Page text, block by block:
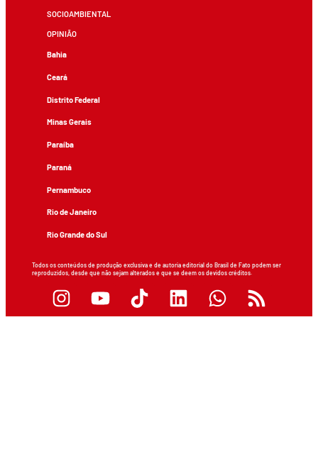
SOCIOAMBIENTAL
OPINIÃO
Bahia
Ceará
Distrito Federal
Minas Gerais
Paraíba
Paraná
Pernambuco
Rio de Janeiro
Rio Grande do Sul
Todos os conteúdos de produção exclusiva e de autoria editorial do Brasil de Fato podem ser
reproduzidos, desde que não sejam alterados e que se deem os devidos créditos.